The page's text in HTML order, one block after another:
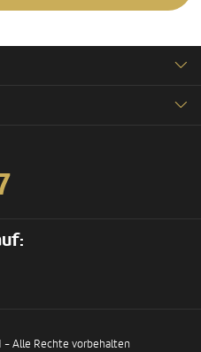
- Alle Rechte vorbehalten